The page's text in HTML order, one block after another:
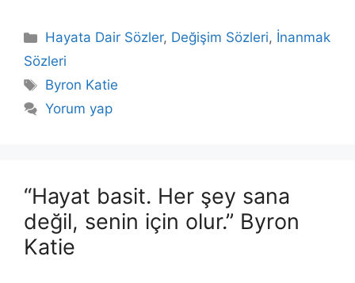
Kategoriler
Hayata Dair Sözler, Değişim Sözleri, İnanmak
Sözleri
Etiketler
Byron Katie
Yorum yap
“Hayat basit. Her şey sana
değil, senin için olur.” Byron
Katie